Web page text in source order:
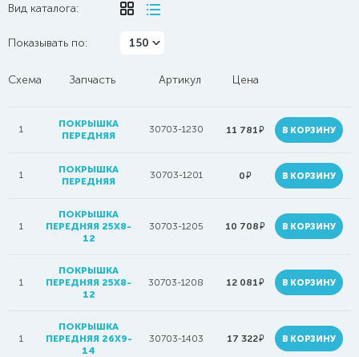
Вид каталога:
Показывать по: 150
Схема Запчасть Артикул Цена
1
ПОКРЫШКА
ПЕРЕДНЯЯ
30703-1230 11 781руб. В КОРЗИНУ
1
ПОКРЫШКА
ПЕРЕДНЯЯ
30703-1201 0руб. В КОРЗИНУ
1
ПОКРЫШКА
ПЕРЕДНЯЯ 25Х8-
12
30703-1205 10 708руб. В КОРЗИНУ
1
ПОКРЫШКА
ПЕРЕДНЯЯ 25Х8-
12
30703-1208 12 081руб. В КОРЗИНУ
1
ПОКРЫШКА
ПЕРЕДНЯЯ 26X9-
14
30703-1403 17 322руб. В КОРЗИНУ